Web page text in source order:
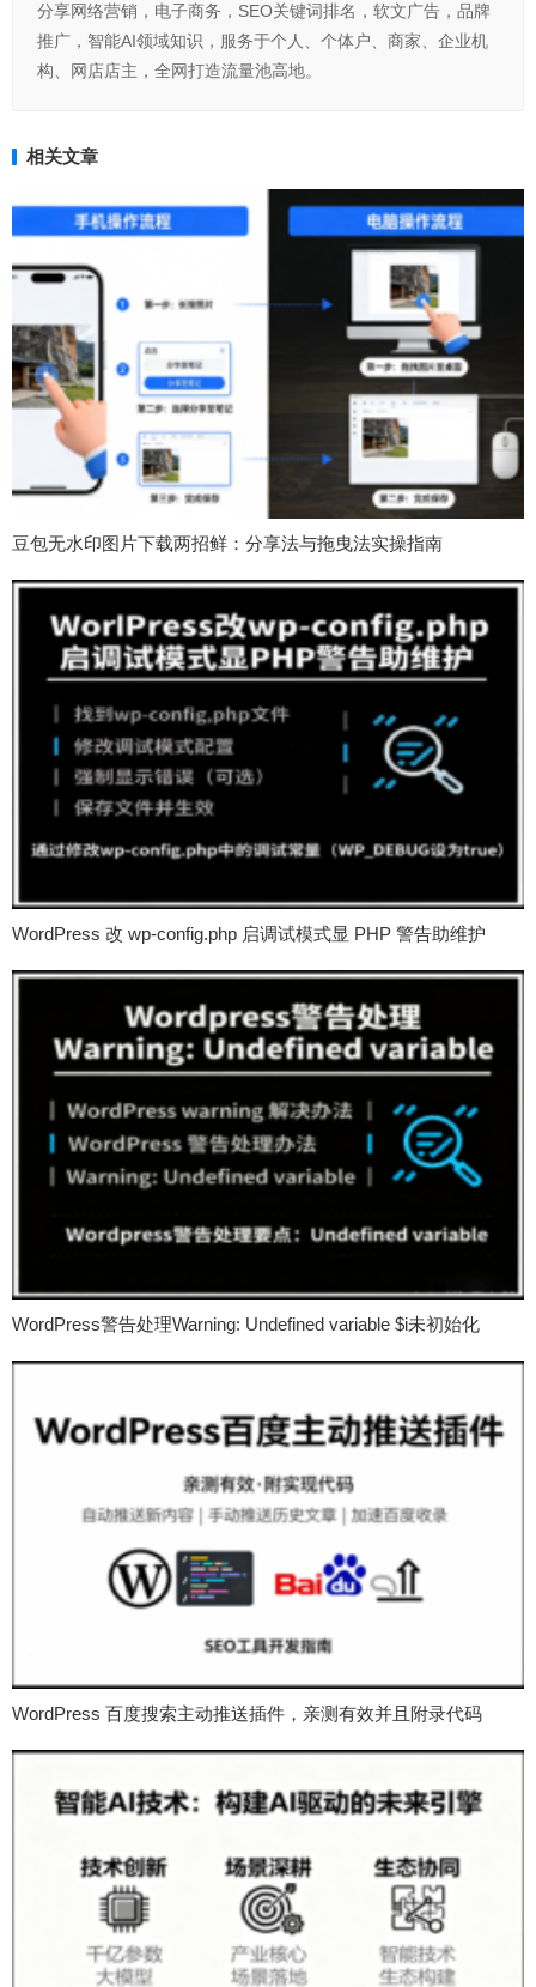
分享网络营销，电子商务，SEO关键词排名，软文广告，品牌
推广，智能AI领域知识，服务于个人、个体户、商家、企业机
构、网店店主，全网打造流量池高地。
相关文章
豆包无水印图片下载两招鲜：分享法与拖曳法实操指南
WordPress 改 wp-config.php 启调试模式显 PHP 警告助维护
WordPress警告处理Warning: Undefined variable $i未初始化
WordPress 百度搜索主动推送插件，亲测有效并且附录代码